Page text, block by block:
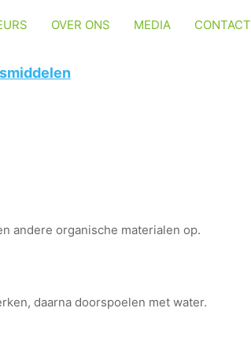
OVER ONS MEDIA CONTACT
andere organische materialen op.
daarna doorspoelen met water.